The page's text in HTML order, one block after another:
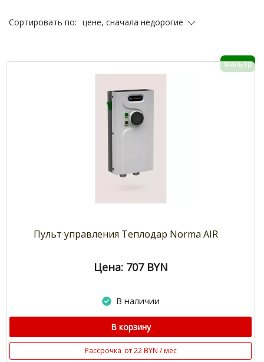
Сортировать по: цене, сначала недорогие
Фильтр
Пульт управления Теплодар Norma AIR
Цена: 707 BYN
В наличии
В корзину
Рассрочка от 22 BYN / мес